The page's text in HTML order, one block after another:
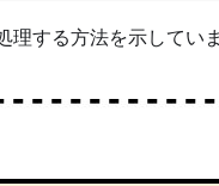
する方法を示していま